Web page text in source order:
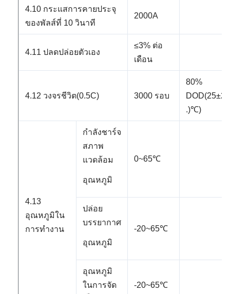
4.10 กระแสการคายประจุ
ของพัลส์ที่ 10 วินาที
2000A
4.11 ปลดปล่อยตัวเอง
≤3% ต่อ
เดือน
4.12 วงจรชีวิต(0.5C) 3000 รอบ
80%
DOD(25±2
.)℃)
4.13
อุณหภูมิใน
การทำงาน
กำลังชาร์จ
สภาพ
แวดล้อม
อุณหภูมิ
0~65℃
ปล่อย
บรรยากาศ
อุณหภูมิ
-20~65℃
อุณหภูมิ
ในการจัด
-20~65℃